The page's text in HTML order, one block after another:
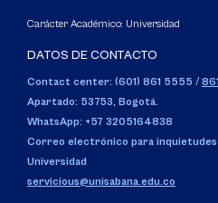
Carácter Académico: Universidad
DATOS DE CONTACTO
Contact center: (601) 861 5555 /
Apartado: 53753, Bogotá.
WhatsApp: +57 3205164838
Correo electrónico para inquietudes
Universidad
servicious@unisabana.edu.co